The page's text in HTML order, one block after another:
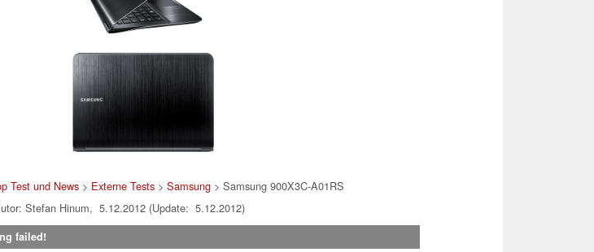
Test und News > Externe Tests >Samsung > Samsung 900X3C-A01RS
Stefan Hinum, 5.12.2012 (Update: 5.12.2012)
failed!